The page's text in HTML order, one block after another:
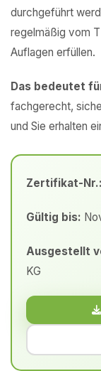
durchgeführt
regelmäßig vom
Auflagen erfüllen.
Das bedeutet
fachgerecht,
und Sie erhalten
Zertifikat-Nr.:
Gültig bis:
Ausgestellt
KG